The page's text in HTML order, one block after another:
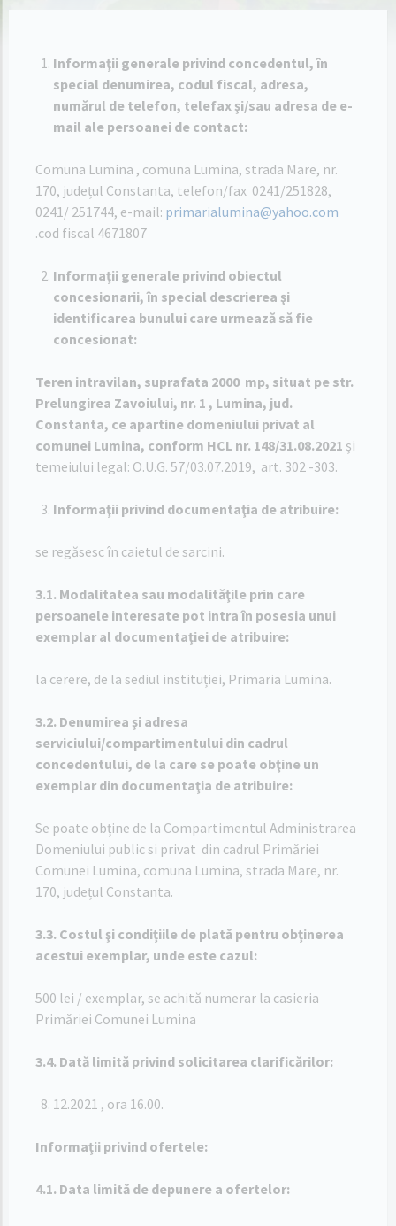
Informaţii generale privind concedentul, în
special denumirea, codul fiscal, adresa,
numărul de telefon, telefax şi/sau adresa de e-
mail ale persoanei de contact:
Comuna Lumina , comuna Lumina, strada Mare, nr.
170, județul Constanta, telefon/fax 0241/251828,
0241/ 251744, e-mail: primarialumina@yahoo.com
.cod fiscal 4671807
Informaţii generale privind obiectul
concesionarii, în special descrierea şi
identificarea bunului care urmează să fie
concesionat:
Teren intravilan, suprafata 2000 mp, situat pe str.
Prelungirea Zavoiului, nr. 1 , Lumina, jud.
Constanta, ce apartine domeniului privat al
comunei Lumina, conform HCL nr. 148/31.08.2021 și
temeiului legal: O.U.G. 57/03.07.2019, art. 302 -303.
Informaţii privind documentaţia de atribuire:
se regăsesc în caietul de sarcini.
3.1. Modalitatea sau modalităţile prin care
persoanele interesate pot intra în posesia unui
exemplar al documentaţiei de atribuire:
la cerere, de la sediul instituției, Primaria Lumina.
3.2. Denumirea şi adresa
serviciului/compartimentului din cadrul
concedentului, de la care se poate obţine un
exemplar din documentaţia de atribuire:
Se poate obține de la Compartimentul Administrarea
Domeniului public si privat din cadrul Primăriei
Comunei Lumina, comuna Lumina, strada Mare, nr.
170, județul Constanta.
3.3. Costul şi condiţiile de plată pentru obţinerea
acestui exemplar, unde este cazul:
500 lei / exemplar, se achită numerar la casieria
Primăriei Comunei Lumina
3.4. Dată limită privind solicitarea clarificărilor:
12.2021 , ora 16.00.
Informaţii privind ofertele:
4.1. Data limită de depunere a ofertelor: